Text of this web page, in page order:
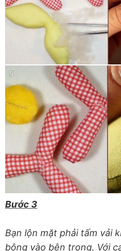
Bước 3
Bạn lộn mặt phải tấm vải
bông vào bên trong. Với